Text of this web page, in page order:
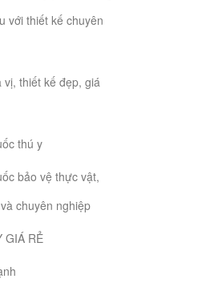
với thiết kế chuyên
vị, thiết kế đẹp, giá
thú y
bảo vệ thực vật,
chuyên nghiệp
GIÁ RẺ